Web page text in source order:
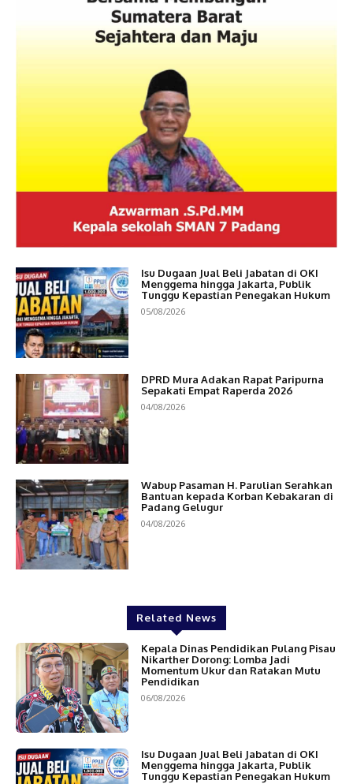
Isu Dugaan Jual Beli Jabatan di OKI
Menggema hingga Jakarta, Publik
Tunggu Kepastian Penegakan Hukum
05/08/2026
DPRD Mura Adakan Rapat Paripurna
Sepakati Empat Raperda 2026
04/08/2026
Wabup Pasaman H. Parulian Serahkan
Bantuan kepada Korban Kebakaran di
Padang Gelugur
04/08/2026
Related News
Kepala Dinas Pendidikan Pulang Pisau
Nikarther Dorong: Lomba Jadi
Momentum Ukur dan Ratakan Mutu
Pendidikan
06/08/2026
Isu Dugaan Jual Beli Jabatan di OKI
Menggema hingga Jakarta, Publik
Tunggu Kepastian Penegakan Hukum